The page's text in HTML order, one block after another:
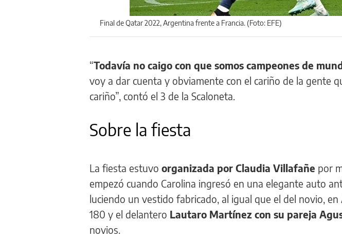
Final de Qatar 2022, Argentina frente a Francia. (Foto: EFE)
“Todavía no caigo con que somos campeones de
voy a dar cuenta y obviamente con el cariño de la gente
cariño”, contó el 3 de la Scaloneta.
Sobre la fiesta
La fiesta estuvo organizada por Claudia Villafañe por
empezó cuando Carolina ingresó en una elegante auto
luciendo un vestido fabricado, al igual que el del novio,
180 y el delantero Lautaro Martínez con su pareja
novios.